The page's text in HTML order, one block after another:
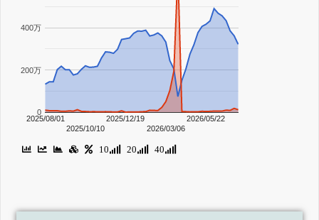
2025/08/01
2025/10/10
2025/12/19
2026/03/06
2026/05/22
0
200万
400万
10 20 40